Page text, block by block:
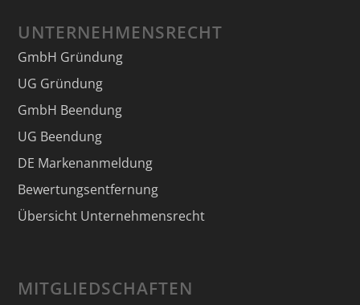
UNTERNEHMENSRECHT
GmbH Gründung
UG Gründung
GmbH Beendung
UG Beendung
DE Markenanmeldung
Bewertungsentfernung
Übersicht Unternehmensrecht
MITGLIEDSCHAFTEN